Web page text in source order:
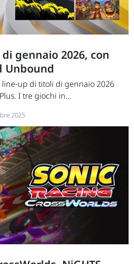
di gennaio 2026, con
Unbound
up di titoli di gennaio 2026
I tre giochi in...
2025